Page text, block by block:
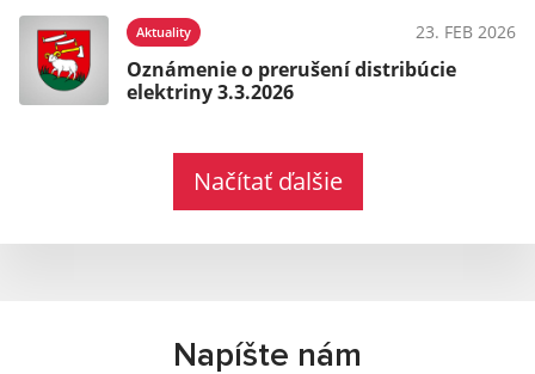
Aktuality 23. FEB 2026
Oznámenie o prerušení distribúcie
elektriny 3.3.2026
Načítať ďalšie
Napíšte nám